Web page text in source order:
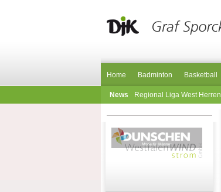
Home Badminton Basketball
News Regional Liga West Herren